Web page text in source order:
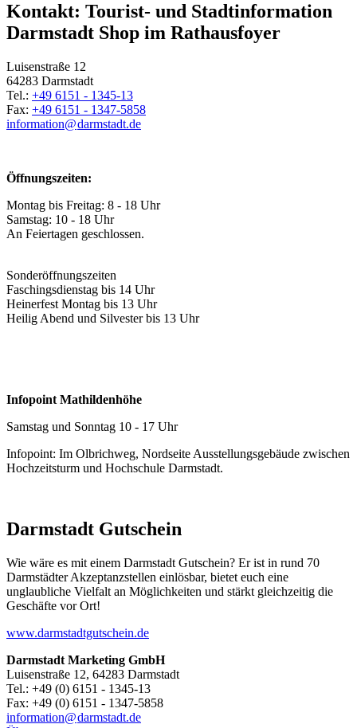
Kontakt: Tourist- und Stadtinformation
Darmstadt Shop im Rathausfoyer
Luisenstraße 12
64283 Darmstadt
Tel.: +49 6151 - 1345-13
Fax: +49 6151 - 1347-5858
information@darmstadt.de
Öffnungszeiten:
Montag bis Freitag: 8 - 18 Uhr
Samstag: 10 - 18 Uhr
An Feiertagen geschlossen.
Sonderöffnungszeiten
Faschingsdienstag bis 14 Uhr
Heinerfest Montag bis 13 Uhr
Heilig Abend und Silvester bis 13 Uhr
Infopoint Mathildenhöhe
Samstag und Sonntag 10 - 17 Uhr
Infopoint: Im Olbrichweg, Nordseite Ausstellungsgebäude zwischen
Hochzeitsturm und Hochschule Darmstadt.
Darmstadt Gutschein
Wie wäre es mit einem Darmstadt Gutschein? Er ist in rund 70
Darmstädter Akzeptanzstellen einlösbar, bietet euch eine
unglaubliche Vielfalt an Möglichkeiten und stärkt gleichzeitig die
Geschäfte vor Ort!
www.darmstadtgutschein.de
Darmstadt Marketing GmbH
Luisenstraße 12, 64283 Darmstadt
Tel.: +49 (0) 6151 - 1345-13
Fax: +49 (0) 6151 - 1347-5858
information@darmstadt.de